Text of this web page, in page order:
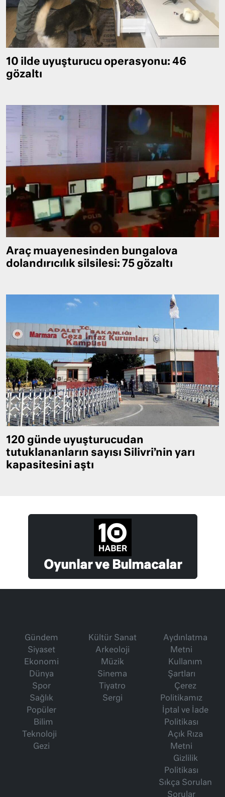
10 ilde uyuşturucu operasyonu: 46
gözaltı
Araç muayenesinden bungalova
dolandırıcılık silsilesi: 75 gözaltı
120 günde uyuşturucudan
tutuklananların sayısı Silivri’nin yarı
kapasitesini aştı
Oyunlar ve Bulmacalar
Gündem
Siyaset
Ekonomi
Dünya
Spor
Sağlık
Popüler
Bilim
Teknoloji
Gezi
Kültür Sanat
Arkeoloji
Müzik
Sinema
Tiyatro
Sergi
Aydınlatma
Metni
Kullanım
Şartları
Çerez
Politikamız
İptal ve İade
Politikası
Açık Rıza
Metni
Gizlilik
Politikası
Sıkça Sorulan
Sorular